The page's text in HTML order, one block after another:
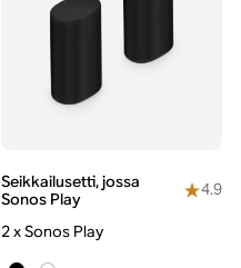
Seikkailusetti, jossa
Sonos Play
4.9
2 x Sonos Play